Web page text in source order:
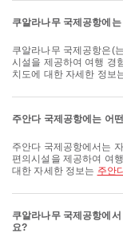
쿠알라나무 국제공항에
쿠알라나무 국제공항은(는) 휠체어, 공항 호텔, 셔틀버스을 비롯해 다양한 편의
시설을 제공하여 여행 경
치도에 대한 자세한 정보
주안다 국제공항에는 어
주안다 국제공항에서는 자동차 렌탈, 다이닝, 클리닉 및 약국를 포함해 다양한
편의시설을 제공하여 여
대한 자세한 정보는 주안
쿠알라나무 국제공항에
요?